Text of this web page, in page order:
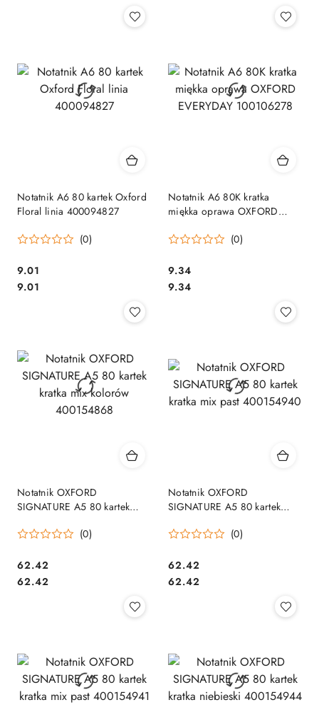
Notatnik A6 80 kartek Oxford
Floral linia 400094827
(0)
Cena:
9.01
Cena:
9.01
Notatnik A6 80K kratka
miękka oprawa OXFORD
(0)
Cena:
9.34
Cena:
9.34
Notatnik OXFORD
SIGNATURE A5 80 kartek
400154868
(0)
Cena:
62.42
Cena:
62.42
Notatnik OXFORD
SIGNATURE A5 80 kartek
(0)
Cena:
62.42
Cena:
62.42